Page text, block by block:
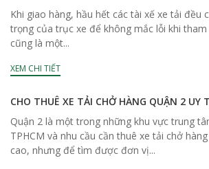
Khi giao hàng, hầu hết các tài xế xe tải đều
trọng của trục xe để không mắc lỗi khi
cũng là một...
XEM CHI TIẾT
CHO THUÊ XE TẢI CHỞ HÀNG QUẬN 2 UY
Quận 2 là một trong những khu vực trung
TPHCM và nhu cầu cần thuê xe tải chở
cao, nhưng để tìm được đơn vị...